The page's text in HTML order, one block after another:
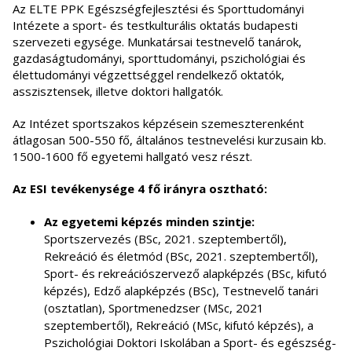
Az ELTE PPK Egészségfejlesztési és Sporttudományi
Intézete a sport- és testkulturális oktatás budapesti
szervezeti egysége. Munkatársai testnevelő tanárok,
gazdaságtudományi, sporttudományi, pszichológiai és
élettudományi végzettséggel rendelkező oktatók,
asszisztensek, illetve doktori hallgatók.
Az Intézet sportszakos képzésein szemeszterenként
átlagosan 500-550 fő, általános testnevelési kurzusain kb.
1500-1600 fő egyetemi hallgató vesz részt.
Az ESI tevékenysége 4 fő irányra osztható:
Az egyetemi képzés minden szintje:
Sportszervezés (BSc, 2021. szeptembertől),
Rekreáció és életmód (BSc, 2021. szeptembertől),
Sport- és rekreációszervező alapképzés (BSc, kifutó
képzés), Edző alapképzés (BSc), Testnevelő tanári
(osztatlan), Sportmenedzser (MSc, 2021
szeptembertől), Rekreáció (MSc, kifutó képzés), a
Pszichológiai Doktori Iskolában a Sport- és egészség-